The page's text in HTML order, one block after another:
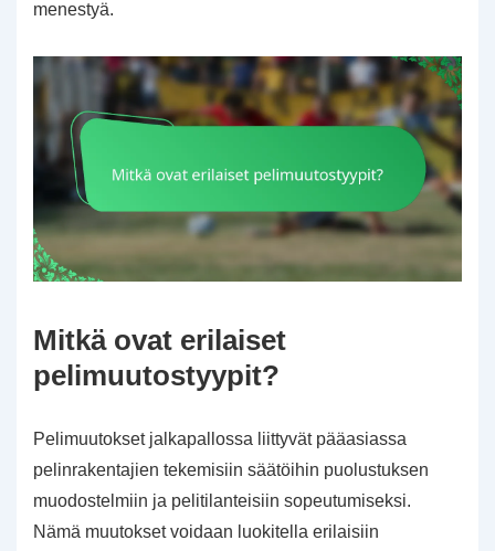
menestyä.
Mitkä ovat erilaiset
pelimuutostyypit?
Pelimuutokset jalkapallossa liittyvät pääasiassa
pelinrakentajien tekemisiin säätöihin puolustuksen
muodostelmiin ja pelitilanteisiin sopeutumiseksi.
Nämä muutokset voidaan luokitella erilaisiin